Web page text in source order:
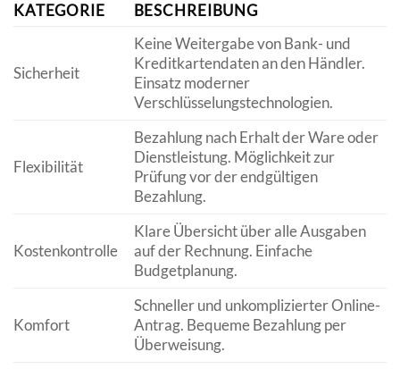
KATEGORIE BESCHREIBUNG
Sicherheit
Keine Weitergabe von Bank- und
Kreditkartendaten an den Händler.
Einsatz moderner
Verschlüsselungstechnologien.
Flexibilität
Bezahlung nach Erhalt der Ware oder
Dienstleistung. Möglichkeit zur
Prüfung vor der endgültigen
Bezahlung.
Kostenkontrolle
Klare Übersicht über alle Ausgaben
auf der Rechnung. Einfache
Budgetplanung.
Komfort
Schneller und unkomplizierter Online-
Antrag. Bequeme Bezahlung per
Überweisung.